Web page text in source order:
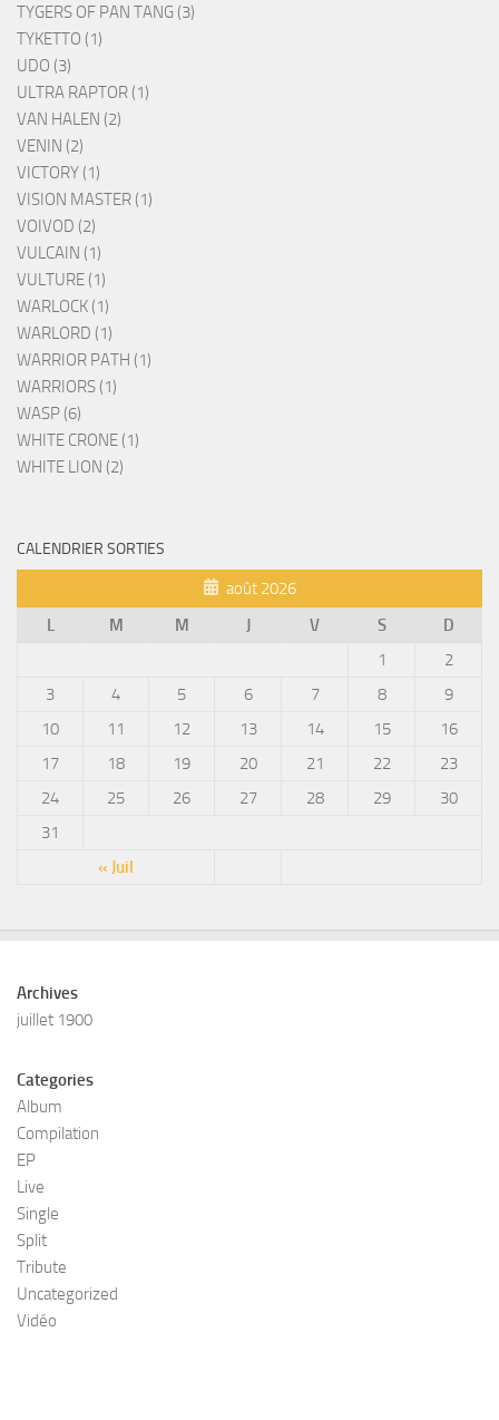
TYGERS OF PAN TANG (3)
TYKETTO (1)
UDO (3)
ULTRA RAPTOR (1)
VAN HALEN (2)
VENIN (2)
VICTORY (1)
VISION MASTER (1)
VOIVOD (2)
VULCAIN (1)
VULTURE (1)
WARLOCK (1)
WARLORD (1)
WARRIOR PATH (1)
WARRIORS (1)
WASP (6)
WHITE CRONE (1)
WHITE LION (2)
CALENDRIER SORTIES
août 2026
L
M M J V S D
« Juil
1
2
3
4 5 6 7 8
9
10
11 12 13 14 15
16
17
18 19 20 21 22
23
24
25 26 27 28 29
30
31
Archives
juillet 1900
Categories
Album
Compilation
EP
Live
Single
Split
Tribute
Uncategorized
Vidéo